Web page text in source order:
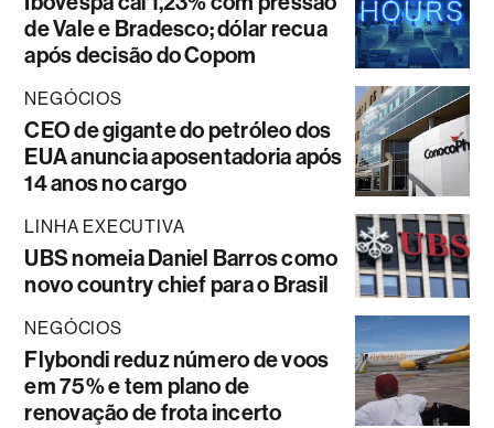
de Vale e Bradesco; dólar recua
após decisão do Copom
NEGÓCIOS
CEO de gigante do petróleo dos
EUA anuncia aposentadoria após
14 anos no cargo
LINHA EXECUTIVA
UBS nomeia Daniel Barros como
novo country chief para o Brasil
NEGÓCIOS
Flybondi reduz número de voos
em 75% e tem plano de
renovação de frota incerto